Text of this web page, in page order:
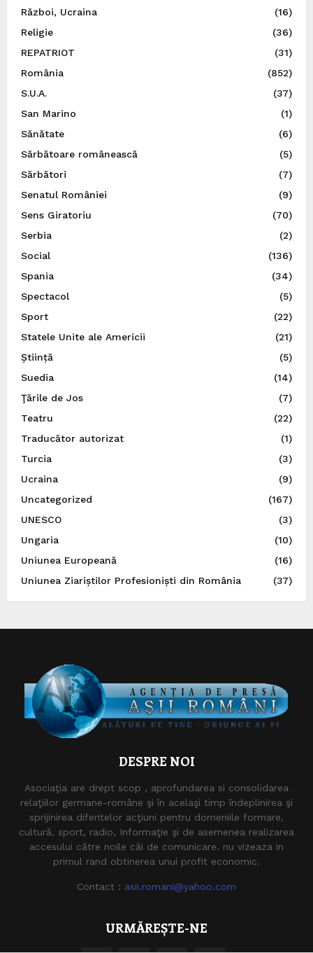
Război, Ucraina
(16)
Religie
(36)
REPATRIOT
(31)
România
(852)
S.U.A.
(37)
San Marino
(1)
Sănătate
(6)
Sărbătoare românească
(5)
Sărbători
(7)
Senatul României
(9)
Sens Giratoriu
(70)
Serbia
(2)
Social
(136)
Spania
(34)
Spectacol
(5)
Sport
(22)
Statele Unite ale Americii
(21)
Știință
(5)
Suedia
(14)
Ţările de Jos
(7)
Teatru
(22)
Traducător autorizat
(1)
Turcia
(3)
Ucraina
(9)
Uncategorized
(167)
UNESCO
(3)
Ungaria
(10)
Uniunea Europeană
(16)
Uniunea Ziariștilor Profesioniști din România
(37)
DESPRE NOI
Asociaţia are drept scop , aprofundarea si consolidarea
relaţiilor germane-române şi în acelaşi timp îndeplinirea şi
sprijinirea diferitelor acţiuni pentru domeniile formare,
cultură, sport, radio, Informaţie şi de asemenea realizarea
accesului către noile căi de comunicare. nu vizeaza in
primul rand obtinerea unui profit economic.
Contact : asii.romani@yahoo.com
URMĂREȘTE-NE